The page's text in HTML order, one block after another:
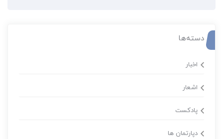
دسته‌ها
اخبار
اشعار
پادکست
دپارتمان ها